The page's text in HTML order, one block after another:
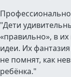
"Дети
«правильно», в
идеи. Их
не помнят, как
ребёнка."